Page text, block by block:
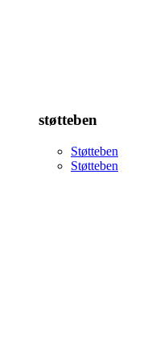
støtteben
Støtteben
Støtteben